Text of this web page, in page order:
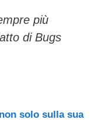
più
di Bugs
solo sulla sua